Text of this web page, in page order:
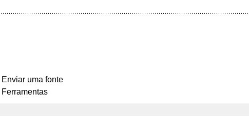
Enviar uma fonte
Ferramentas